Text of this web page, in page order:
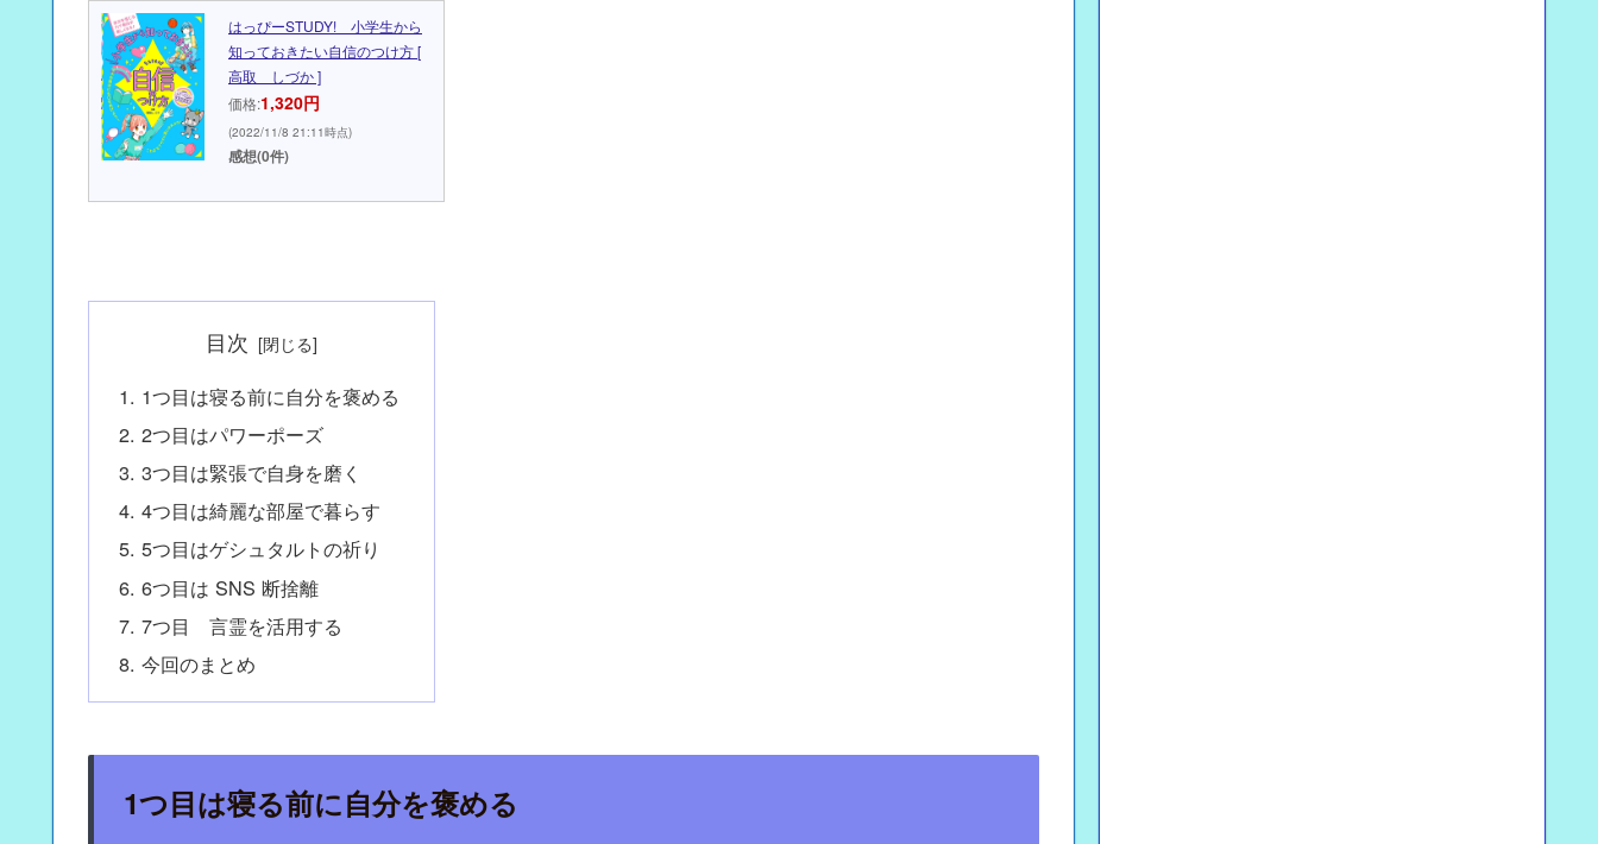
はっぴーSTUDY! 小学生から
知っておきたい自信のつけ方 [
高取 しづか ]
価格:1,320円
(2022/11/8 21:11時点)
感想(0件)
目次
1つ目は寝る前に自分を褒める
2つ目はパワーポーズ
3つ目は緊張で自身を磨く
4つ目は綺麗な部屋で暮らす
5つ目はゲシュタルトの祈り
6つ目は SNS 断捨離
7つ目 言霊を活用する
今回のまとめ
1つ目は寝る前に自分を褒める